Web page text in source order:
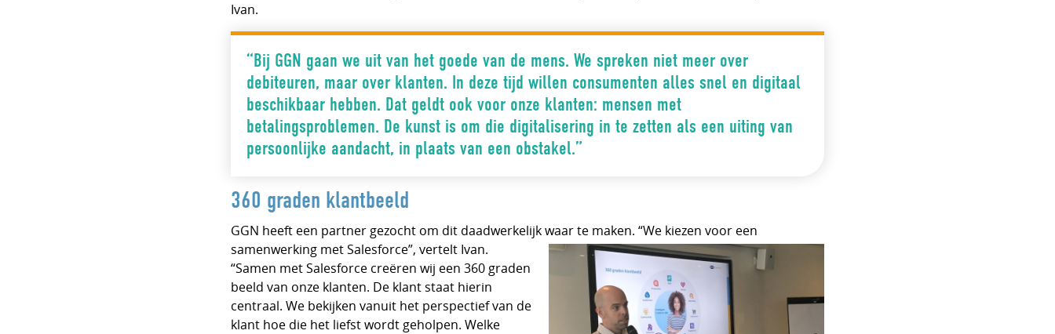
Ivan.
“Bij GGN gaan we uit van het goede van de mens. We spreken niet meer over
debiteuren, maar over klanten. In deze tijd willen consumenten alles snel en digitaal
beschikbaar hebben. Dat geldt ook voor onze klanten: mensen met
betalingsproblemen. De kunst is om die digitalisering in te zetten als een uiting van
persoonlijke aandacht, in plaats van een obstakel.”
360 graden klantbeeld
GGN heeft een partner gezocht om dit daadwerkelijkwaar te maken. “We kiezen voor een
samenwerking met Salesforce”, vertelt Ivan.
“Samen met Salesforce creëren wij een 360 graden
beeld van onze klanten. De klant staat hierin
centraal. We bekijken vanuit het perspectief van de
klant hoe die het liefst wordt geholpen. Welke